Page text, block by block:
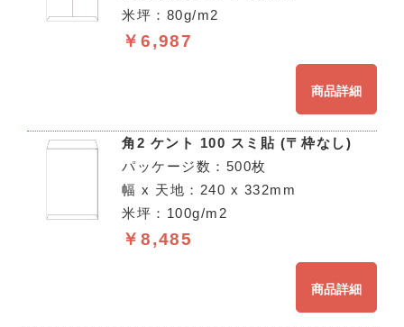
米坪：80g/m2
￥6,987
商品詳細
角2 ケント 100 スミ貼 (〒枠なし)
パッケージ数：500枚
幅 x 天地：240 x 332mm
米坪：100g/m2
￥8,485
商品詳細